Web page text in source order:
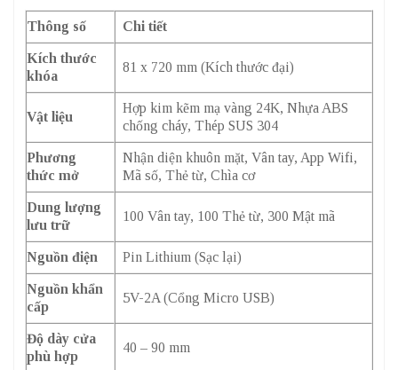
Thông số Chi tiết
Kích thước
khóa
81 x 720 mm (Kích thước đại)
Vật liệu
Hợp kim kẽm mạ vàng 24K, Nhựa ABS
chống cháy, Thép SUS 304
Phương
thức mở
Nhận diện khuôn mặt, Vân tay, App Wifi,
Mã số, Thẻ từ, Chìa cơ
Dung lượng
lưu trữ
100 Vân tay, 100 Thẻ từ, 300 Mật mã
Nguồn điện Pin Lithium (Sạc lại)
Nguồn khẩn
cấp
5V-2A (Cổng Micro USB)
Độ dày cửa
phù hợp
40 – 90 mm